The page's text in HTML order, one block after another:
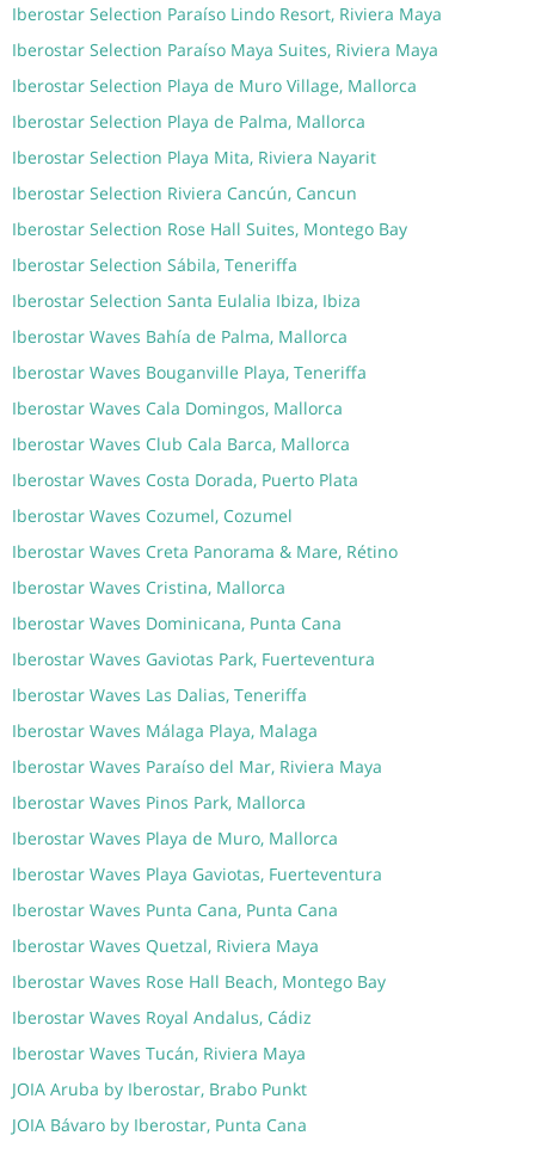
Iberostar Selection Paraíso Lindo Resort, Riviera Maya
Iberostar Selection Paraíso Maya Suites, Riviera Maya
Iberostar Selection Playa de Muro Village, Mallorca
Iberostar Selection Playa de Palma, Mallorca
Iberostar Selection Playa Mita, Riviera Nayarit
Iberostar Selection Riviera Cancún, Cancun
Iberostar Selection Rose Hall Suites, Montego Bay
Iberostar Selection Sábila, Teneriffa
Iberostar Selection Santa Eulalia Ibiza, Ibiza
Iberostar Waves Bahía de Palma, Mallorca
Iberostar Waves Bouganville Playa, Teneriffa
Iberostar Waves Cala Domingos, Mallorca
Iberostar Waves Club Cala Barca, Mallorca
Iberostar Waves Costa Dorada, Puerto Plata
Iberostar Waves Cozumel, Cozumel
Iberostar Waves Creta Panorama & Mare, Rétino
Iberostar Waves Cristina, Mallorca
Iberostar Waves Dominicana, Punta Cana
Iberostar Waves Gaviotas Park, Fuerteventura
Iberostar Waves Las Dalias, Teneriffa
Iberostar Waves Málaga Playa, Malaga
Iberostar Waves Paraíso del Mar, Riviera Maya
Iberostar Waves Pinos Park, Mallorca
Iberostar Waves Playa de Muro, Mallorca
Iberostar Waves Playa Gaviotas, Fuerteventura
Iberostar Waves Punta Cana, Punta Cana
Iberostar Waves Quetzal, Riviera Maya
Iberostar Waves Rose Hall Beach, Montego Bay
Iberostar Waves Royal Andalus, Cádiz
Iberostar Waves Tucán, Riviera Maya
JOIA Aruba by Iberostar, Brabo Punkt
JOIA Bávaro by Iberostar, Punta Cana